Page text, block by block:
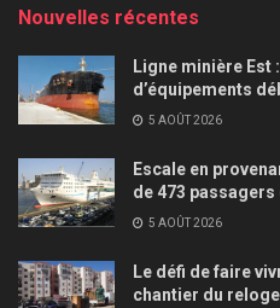
Nouvelles récentes
Ligne minière Est
d’équipements
5 AOÛT 2026
Escale en
de 473 passagers
5 AOÛT 2026
Le défi de faire
chantier du